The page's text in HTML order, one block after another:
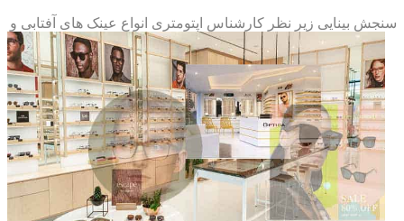
سنجش بینایی زیر نظر کارشناس اپتومتری انواع عینک های آفتابی و